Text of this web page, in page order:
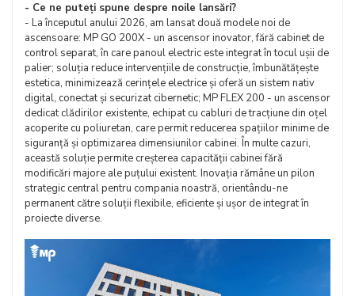
- Ce ne puteți spune despre noile lansări?
- La începutul anului 2026, am lansat două modele noi de
ascensoare: MP GO 200X - un ascensor inovator, fără cabinet de
control separat, în care panoul electric este integrat în tocul ușii de
palier; soluția reduce intervențiile de construcție, îmbunătățește
estetica, minimizează cerințele electrice și oferă un sistem nativ
digital, conectat și securizat cibernetic; MP FLEX 200 - un ascensor
dedicat clădirilor existente, echipat cu cabluri de tracțiune din oțel
acoperite cu poliuretan, care permit reducerea spațiilor minime de
siguranță și optimizarea dimensiunilor cabinei. În multe cazuri,
această soluție permite creșterea capacității cabinei fără
modificări majore ale puțului existent. Inovația rămâne un pilon
strategic central pentru compania noastră, orientându-ne
permanent către soluții flexibile, eficiente și ușor de integrat în
proiecte diverse.